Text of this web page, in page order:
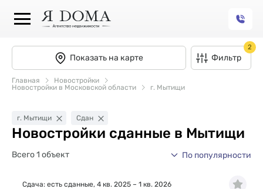
Показать на карте Фильтр
2
Главная
Новостройки
Новостройки в Московской области
г. Мытищи
г. Мытищи Сдан
Новостройки сданные в Мытищи
Всего 1 объект По популярности
Сдача: есть сданные, 4 кв. 2025 – 1 кв. 2026